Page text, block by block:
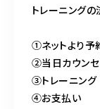
トレーニングの
①ネットより予
②当日カウンセ
③トレーニング
④お支払い